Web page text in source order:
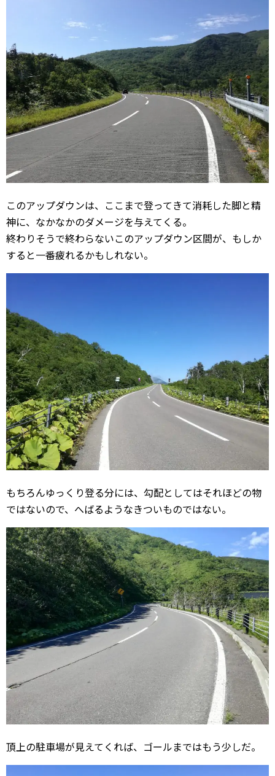
このアップダウンは、ここまで登ってきて消耗した脚と精
神に、なかなかのダメージを与えてくる。
終わりそうで終わらないこのアップダウン区間が、もしか
すると一番疲れるかもしれない。
もちろんゆっくり登る分には、勾配としてはそれほどの物
ではないので、へばるようなきついものではない。
頂上の駐車場が見えてくれば、ゴールまではもう少しだ。